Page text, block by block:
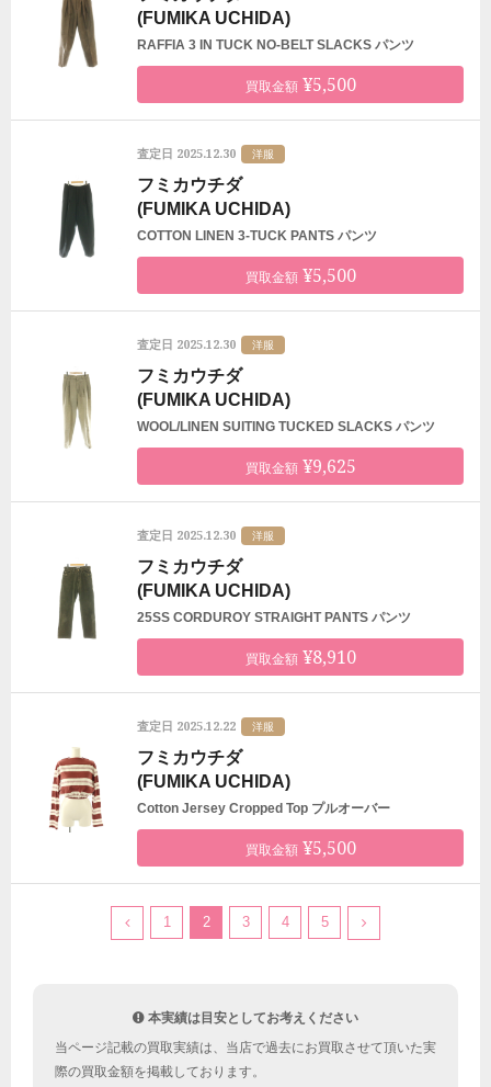
(FUMIKA UCHIDA)
RAFFIA 3 IN TUCK NO-BELT SLACKS パンツ
買取金額¥5,500
査定日 2025.12.30 洋服
フミカウチダ
(FUMIKA UCHIDA)
COTTON LINEN 3-TUCK PANTS パンツ
買取金額¥5,500
査定日 2025.12.30 洋服
フミカウチダ
(FUMIKA UCHIDA)
WOOL/LINEN SUITING TUCKED SLACKS パンツ
買取金額¥9,625
査定日 2025.12.30 洋服
フミカウチダ
(FUMIKA UCHIDA)
25SS CORDUROY STRAIGHT PANTS パンツ
買取金額¥8,910
査定日 2025.12.22 洋服
フミカウチダ
(FUMIKA UCHIDA)
Cotton Jersey Cropped Top プルオーバー
買取金額¥5,500
1 2 3 4 5
本実績は目安としてお考えください
当ページ記載の買取実績は、当店で過去にお買取させて頂いた実
際の買取金額を掲載しております。